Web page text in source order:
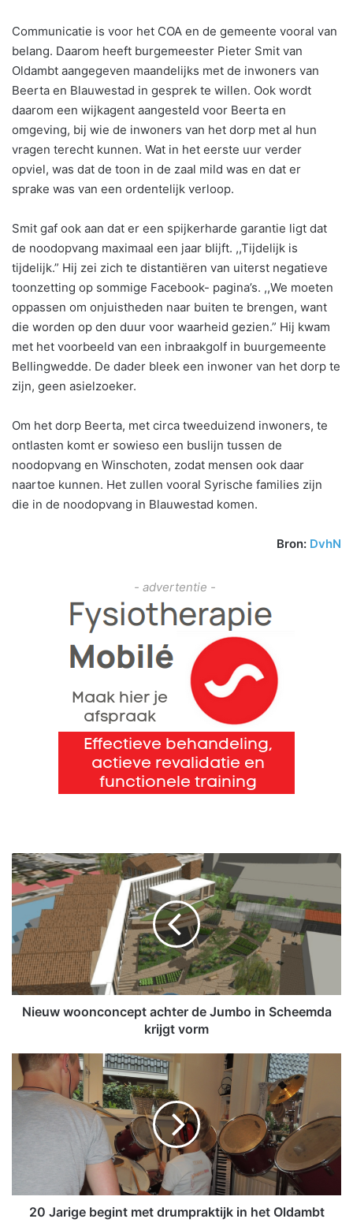
Communicatie is voor het COA en de gemeente vooral van
belang. Daarom heeft burgemeester Pieter Smit van
Oldambt aangegeven maandelijks met de inwoners van
Beerta en Blauwestad in gesprek te willen. Ook wordt
daarom een wijkagent aangesteld voor Beerta en
omgeving, bij wie de inwoners van het dorp met al hun
vragen terecht kunnen. Wat in het eerste uur verder
opviel, was dat de toon in de zaal mild was en dat er
sprake was van een ordentelijk verloop.
Smit gaf ook aan dat er een spijkerharde garantie ligt dat
de noodopvang maximaal een jaar blijft. ,,Tijdelijk is
tijdelijk.” Hij zei zich te distantiëren van uiterst negatieve
toonzetting op sommige Facebook- pagina’s. ,,We moeten
oppassen om onjuistheden naar buiten te brengen, want
die worden op den duur voor waarheid gezien.” Hij kwam
met het voorbeeld van een inbraakgolf in buurgemeente
Bellingwedde. De dader bleek een inwoner van het dorp te
zijn, geen asielzoeker.
Om het dorp Beerta, met circa tweeduizend inwoners, te
ontlasten komt er sowieso een buslijn tussen de
noodopvang en Winschoten, zodat mensen ook daar
naartoe kunnen. Het zullen vooral Syrische families zijn
die in de noodopvang in Blauwestad komen.
Bron: DvhN
- advertentie -
N
i
e
u
w
o
o
n
p
Nieuw woonconcept achter de Jumbo in Scheemda
krijgt vorm
J
b
20 Jarige begint met drumpraktijk in het Oldambt